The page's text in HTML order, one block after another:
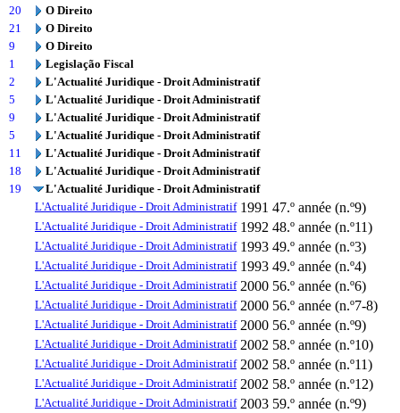
20
O Direito
21
O Direito
9
O Direito
1
Legislação Fiscal
2
L'Actualité Juridique - Droit Administratif
5
L'Actualité Juridique - Droit Administratif
9
L'Actualité Juridique - Droit Administratif
5
L'Actualité Juridique - Droit Administratif
11
L'Actualité Juridique - Droit Administratif
18
L'Actualité Juridique - Droit Administratif
19
L'Actualité Juridique - Droit Administratif
L'Actualité Juridique - Droit Administratif 1991 47.º année (n.º9)
L'Actualité Juridique - Droit Administratif 1992 48.º année (n.º11)
L'Actualité Juridique - Droit Administratif 1993 49.º année (n.º3)
L'Actualité Juridique - Droit Administratif 1993 49.º année (n.º4)
L'Actualité Juridique - Droit Administratif 2000 56.º année (n.º6)
L'Actualité Juridique - Droit Administratif 2000 56.º année (n.º7-8)
L'Actualité Juridique - Droit Administratif 2000 56.º année (n.º9)
L'Actualité Juridique - Droit Administratif 2002 58.º année (n.º10)
L'Actualité Juridique - Droit Administratif 2002 58.º année (n.º11)
L'Actualité Juridique - Droit Administratif 2002 58.º année (n.º12)
L'Actualité Juridique - Droit Administratif 2003 59.º année (n.º9)